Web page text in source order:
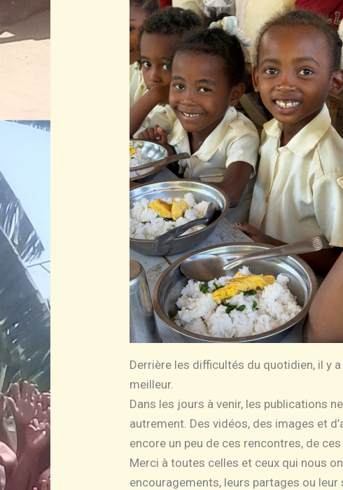
Derrière les difficultés du quotidien, il y
meilleur.
Dans les jours à venir, les publications
autrement. Des vidéos, des images et
encore un peu de ces rencontres, de
Merci à toutes celles et ceux qui nous
encouragements, leurs partages ou leur